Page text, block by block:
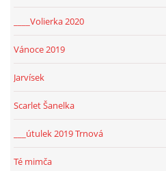
____Volierka 2020
Vánoce 2019
Jarvísek
Scarlet Šanelka
___útulek 2019 Trnová
Té mimča